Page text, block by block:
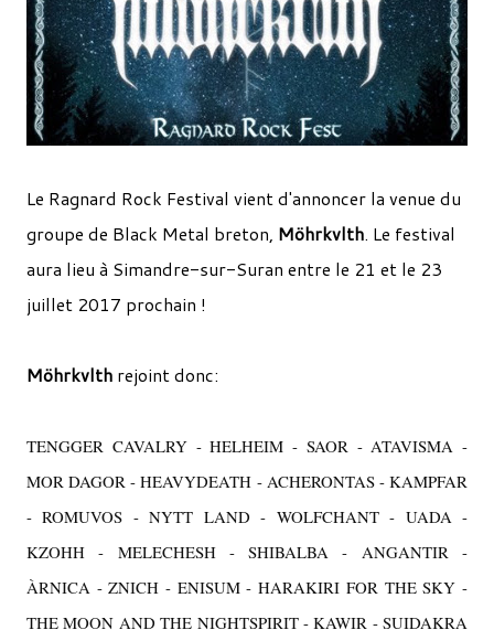
Le Ragnard Rock Festival vient d'annoncer la venue du
groupe de Black Metal breton, Möhrkvlth. Le festival
aura lieu à Simandre-sur-Suran entre le 21 et le 23
juillet 2017 prochain !
Möhrkvlth rejoint donc:
TENGGER CAVALRY - HELHEIM - SAOR - ATAVISMA -
MOR DAGOR - HEAVYDEATH - ACHERONTAS - KAMPFAR
- ROMUVOS - NYTT LAND - WOLFCHANT - UADA -
KZOHH - MELECHESH - SHIBALBA - ANGANTIR -
ÀRNICA - ZNICH - ENISUM - HARAKIRI FOR THE SKY -
THE MOON AND THE NIGHTSPIRIT - KAWIR - SUIDAKRA